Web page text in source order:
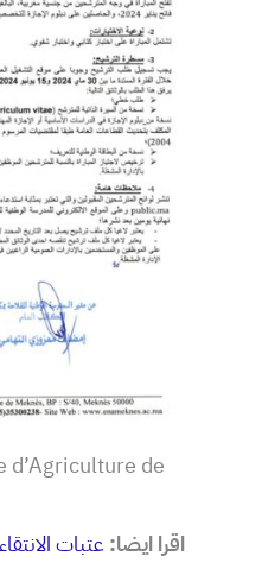
d’Agriculture de
اقرا ايضا: عتبات الانتقاء